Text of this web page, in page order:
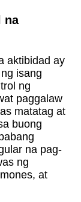
na
aktibidad ay
isang
ng
paggalaw
matatag at
buong
na pag-
ng
at